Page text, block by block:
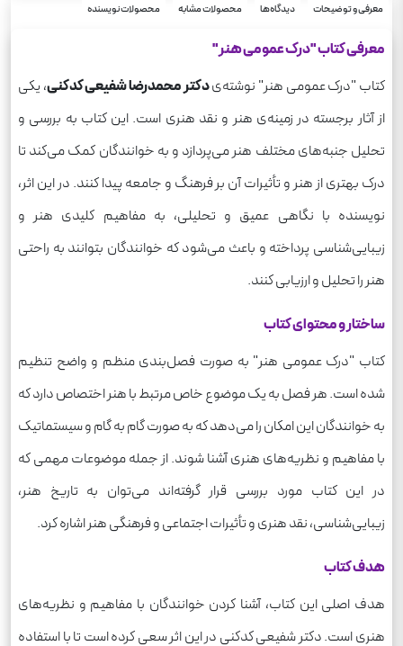
معرفی و توضیحات دیدگاه‌ها محصولات مشابه محصولات نویسنده
معرفی کتاب "درک عمومی هنر"
کتاب "درک عمومی هنر" نوشته‌یدکتر محمدرضا شفیعی کدکنی، یکی
از آثار برجسته در زمینه‌ی هنر و نقد هنری است. این کتاب به بررسی و
تحلیل جنبه‌های مختلف هنر می‌پردازد و به خوانندگان کمک می‌کند تا
درک بهتری از هنر و تأثیرات آن بر فرهنگ و جامعه پیدا کنند. در این اثر،
نویسنده با نگاهی عمیق و تحلیلی، به مفاهیم کلیدی هنر و
زیبایی‌شناسی پرداخته و باعث می‌شود که خوانندگان بتوانند به راحتی
هنر را تحلیل و ارزیابی کنند.
ساختار و محتوای کتاب
کتاب "درک عمومی هنر" به صورت فصل‌بندی منظم و واضح تنظیم
شده است. هر فصل به یک موضوع خاص مرتبط با هنر اختصاص دارد که
به خوانندگان این امکان را می‌دهد که به صورت گام به گام و سیستماتیک
با مفاهیم و نظریه‌های هنری آشنا شوند. از جمله موضوعات مهمی که
در این کتاب مورد بررسی قرار گرفته‌اند می‌توان به تاریخ هنر،
زیبایی‌شناسی، نقد هنری و تأثیرات اجتماعی و فرهنگی هنر اشاره کرد.
هدف کتاب
هدف اصلی این کتاب، آشنا کردن خوانندگان با مفاهیم و نظریه‌های
هنری است. دکتر شفیعی کدکنی در این اثر سعی کرده است تا با استفاده